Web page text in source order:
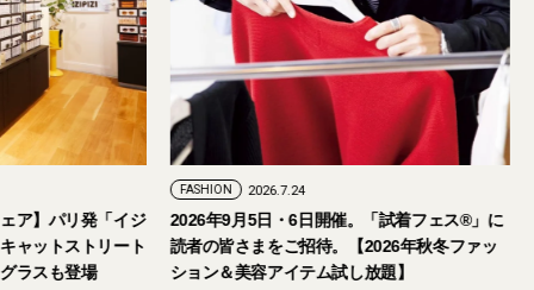
ア】パリ発「イジ
ャットストリート
ラスも登場
FASHION 2026.7.24
2026年9月5日・6日開催。「試着フェス®︎」に
読者の皆さまをご招待。【2026年秋冬ファッ
ション＆美容アイテム試し放題】